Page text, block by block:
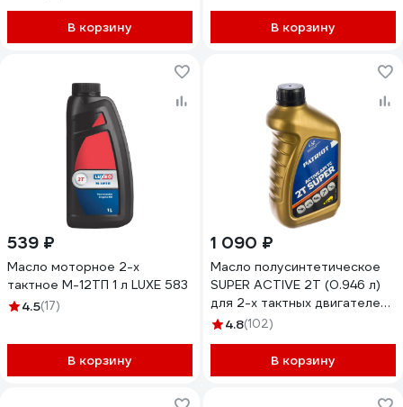
FB, 2T VITEX v334401
В корзину В корзину
539 ₽
Масло моторное 2-х
тактное М-12ТП 1 л LUXE 583
4.5(17)
В корзину
1 090 ₽
Масло полусинтетическое
SUPER ACTIVE 2T (0.946 л)
для 2-х тактных двигателей
PATRIOT 850030596
4.8(102)
В корзину